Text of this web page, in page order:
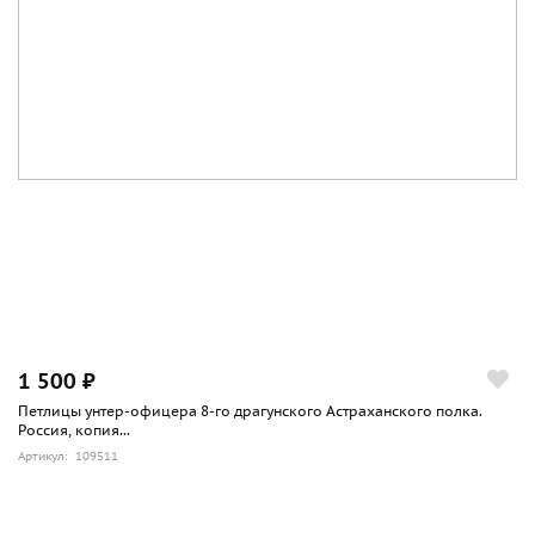
1 500 ₽
Петлицы унтер-офицера 8-го драгунского Астраханского полка.
Россия, копия...
Артикул: 109511